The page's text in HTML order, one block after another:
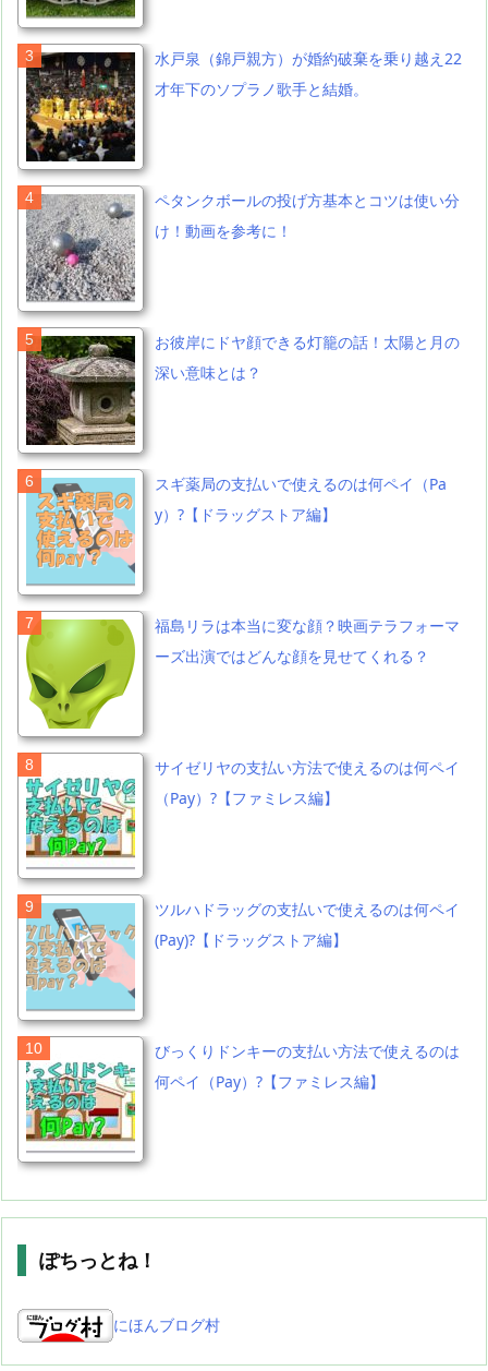
水戸泉（錦戸親方）が婚約破棄を乗り越え22
才年下のソプラノ歌手と結婚。
ペタンクボールの投げ方基本とコツは使い分
け！動画を参考に！
お彼岸にドヤ顔できる灯籠の話！太陽と月の
深い意味とは？
スギ薬局の支払いで使えるのは何ペイ（Pa
y）?【ドラッグストア編】
福島リラは本当に変な顔？映画テラフォーマ
ーズ出演ではどんな顔を見せてくれる？
サイゼリヤの支払い方法で使えるのは何ペイ
（Pay）?【ファミレス編】
ツルハドラッグの支払いで使えるのは何ペイ
(Pay)?【ドラッグストア編】
びっくりドンキーの支払い方法で使えるのは
何ペイ（Pay）?【ファミレス編】
ぽちっとね！
にほんブログ村